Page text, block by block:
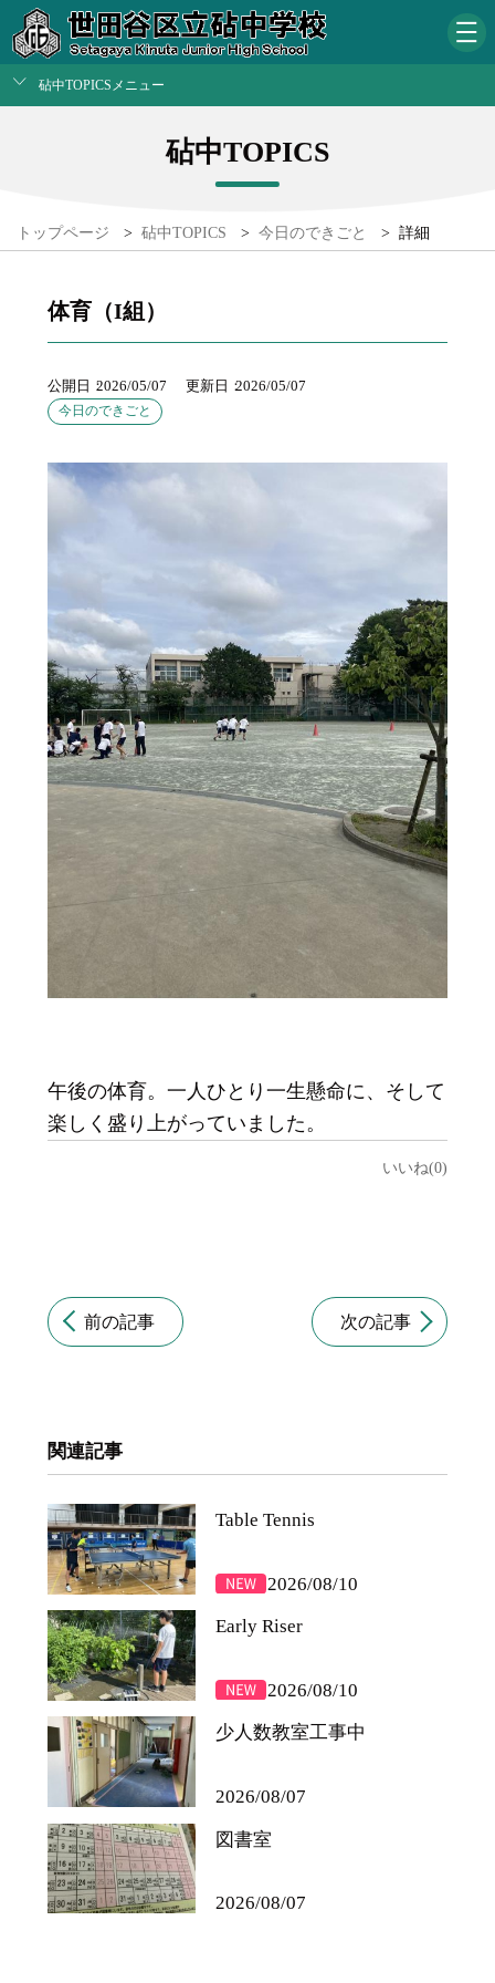
砧中TOPICSメニュー
砧中TOPICS
トップページ > 砧中TOPICS > 今日のできごと > 詳細
体育（I組）
公開日 2026/05/07 更新日 2026/05/07
今日のできごと
午後の体育。一人ひとり一生懸命に、そして
楽しく盛り上がっていました。
いいね(0)
前の記事 次の記事
関連記事
Table Tennis
2026/08/10
Early Riser
2026/08/10
少人数教室工事中
2026/08/07
図書室
2026/08/07